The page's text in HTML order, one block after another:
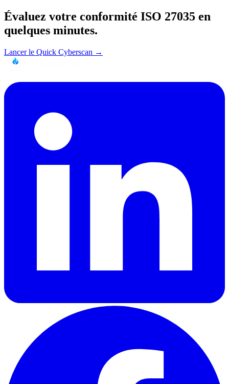
Évaluez votre conformité ISO 27035 en
quelques minutes.
Lancer le Quick Cyberscan →